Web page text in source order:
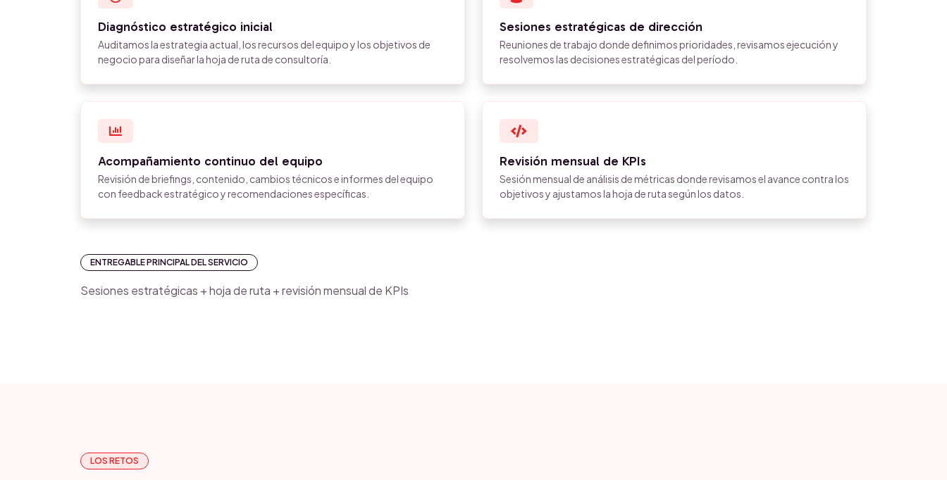
Diagnóstico estratégico inicial
Auditamos la estrategia actual, los recursos del equipo y los objetivos de
negocio para diseñar la hoja de ruta de consultoría.
Sesiones estratégicas de dirección
Reuniones de trabajo donde definimos prioridades, revisamos ejecución y
resolvemos las decisiones estratégicas del período.
Acompañamiento continuo del equipo
Revisión de briefings, contenido, cambios técnicos e informes del equipo
con feedback estratégico y recomendaciones específicas.
Revisión mensual de KPIs
Sesión mensual de análisis de métricas donde revisamos el avance contra los
objetivos y ajustamos la hoja de ruta según los datos.
ENTREGABLE PRINCIPAL DEL SERVICIO
Sesiones estratégicas + hoja de ruta + revisión mensual de KPIs
LOS RETOS